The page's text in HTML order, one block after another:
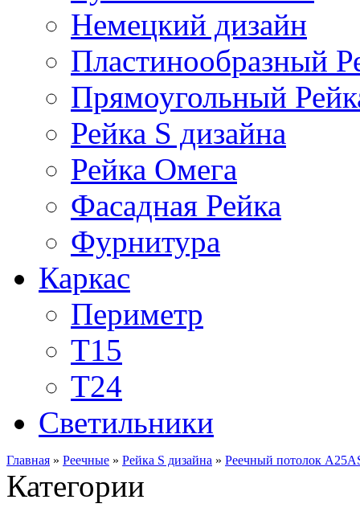
Немецкий дизайн
Пластинообразный
Прямоугольный
Рейка S дизайна
Рейка Омега
Фасадная Рейка
Фурнитура
Каркас
Периметр
Т15
Т24
Светильники
Главная » Реечные » Рейка S дизайна » Реечный потолок
Категории